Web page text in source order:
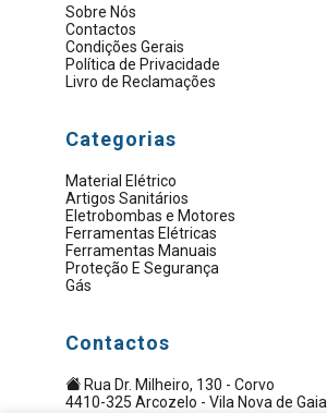
Sobre Nós
Contactos
Condições Gerais
Política de Privacidade
Livro de Reclamações
Categorias
Material Elétrico
Artigos Sanitários
Eletrobombas e Motores
Ferramentas Elétricas
Ferramentas Manuais
Proteção E Segurança
Gás
Contactos
Rua Dr. Milheiro, 130 - Corvo
4410-325 Arcozelo - Vila Nova de Gaia